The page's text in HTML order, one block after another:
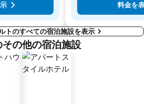
料金を
トのすべての宿泊施設を表示
の他の宿泊施設